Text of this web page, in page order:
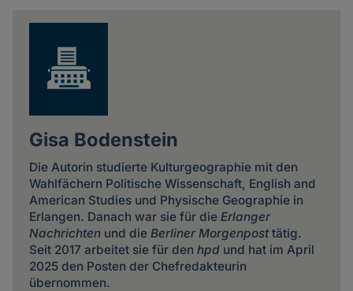
Gisa Bodenstein
Die Autorin studierte Kulturgeographie mit den
Wahlfächern Politische Wissenschaft, English and
American Studies und Physische Geographie in
Erlangen. Danach war sie für die Erlanger
Nachrichtenund die Berliner Morgenposttätig.
Seit 2017 arbeitet sie für den hpdund hat im April
2025 den Posten der Chefredakteurin
übernommen.